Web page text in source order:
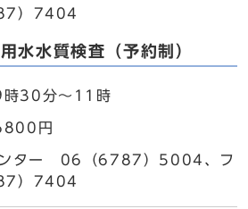
）7404
水水質検査（予約制）
時30分～11時
円
ンター 06（6787）5004、フ
）7404